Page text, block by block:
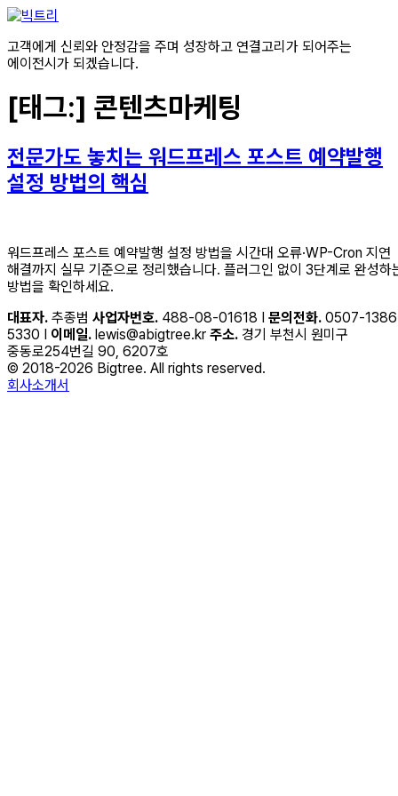
콘텐츠로
고객에게 신뢰와 안정감을 주며 성장하고 연결고리가 되어주는
에이전시가 되겠습니다.
[태그:] 콘텐츠마케팅
전문가도 놓치는 워드프레스 포스트 예약발행
설정 방법의 핵심
워드프레스 포스트 예약발행 설정 방법을 시간대 오류·WP-Cron 지연
해결까지 실무 기준으로 정리했습니다. 플러그인 없이 3단계로 완성하
방법을 확인하세요.
대표자. 추종범 사업자번호. 488-08-01618 I 문의전화. 0507-
5330 I 이메일. lewis@abigtree.kr 주소. 경기 부천시 원미구
중동로254번길 90, 6207호
© 2018-2026 Bigtree. All rights reserved.
회사소개서